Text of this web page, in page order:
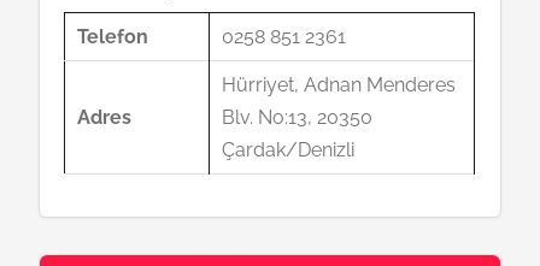
Telefon 0258 851 2361
Adres
Hürriyet, Adnan Menderes
Blv. No:13, 20350
Çardak/Denizli